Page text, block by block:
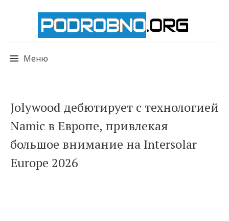
Меню
к
содержимому
Jolywood дебютирует с технологией
Namic в Европе, привлекая
большое внимание на Intersolar
Europe 2026